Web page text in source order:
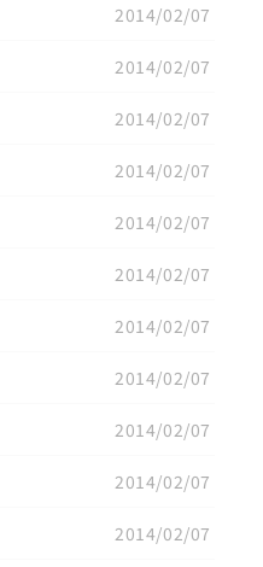
2014/02/07
2014/02/07
2014/02/07
2014/02/07
2014/02/07
2014/02/07
2014/02/07
2014/02/07
2014/02/07
2014/02/07
2014/02/07